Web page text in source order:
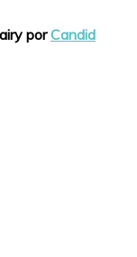
porCandid